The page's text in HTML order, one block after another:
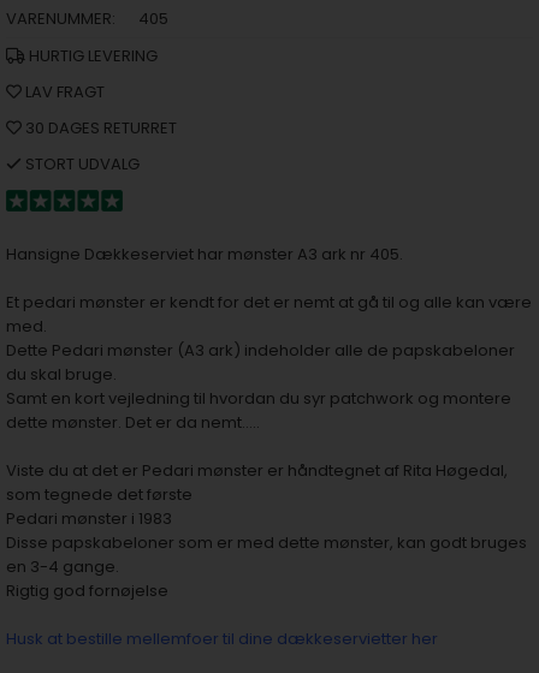
VARENUMMER:
405
HURTIG LEVERING
LAV FRAGT
30 DAGES RETURRET
STORT UDVALG
Hansigne Dækkeserviet har mønster A3 ark nr 405.
Et pedari mønster er kendt for det er nemt at gå til og alle kan være
med.
Dette Pedari mønster (A3 ark) indeholder alle de papskabeloner
du skal bruge.
Samt en kort vejledning til hvordan du syr patchwork og montere
dette mønster. Det er da nemt…..
Viste du at det er Pedari mønster er håndtegnet af Rita Høgedal,
som tegnede det første
Pedari mønster i 1983
Disse papskabeloner som er med dette mønster, kan godt bruges
en 3-4 gange.
Rigtig god fornøjelse
Husk at bestille mellemfoer til dine dækkeservietter her